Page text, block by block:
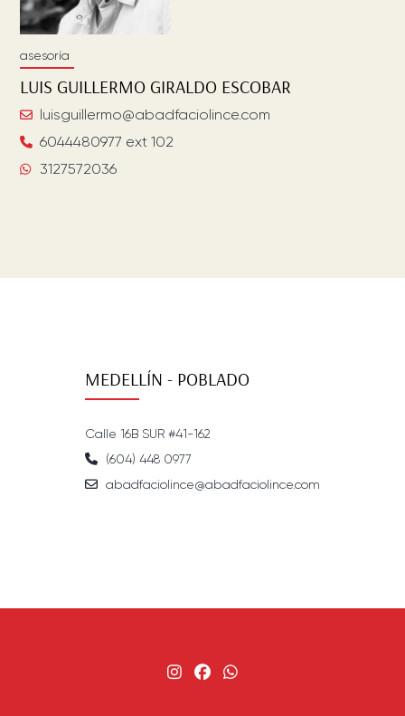
asesoría
LUIS GUILLERMO GIRALDO ESCOBAR
luisguillermo@abadfaciolince.com
6044480977 ext 102
3127572036
MEDELLÍN - POBLADO
Calle 16B SUR #41-162
(604) 448 0977
abadfaciolince@abadfaciolince.com